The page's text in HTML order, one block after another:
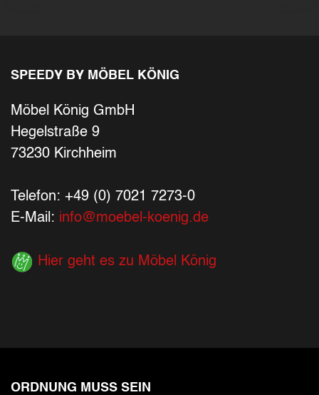
SPEEDY BY MÖBEL KÖNIG
Möbel König GmbH
Hegelstraße 9
73230 Kirchheim
Telefon: +49 (0) 7021 7273-0
E-Mail: info@moebel-koenig.de
Hier geht es zu Möbel König
ORDNUNG MUSS SEIN